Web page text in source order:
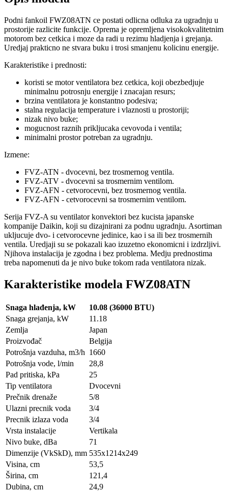
Podni fankoil FWZ08ATN ce postati odlicna odluka za ugradnju u
prostorije razlicite funkcije. Oprema je opremljena visokokvalitetnim
motorom bez cetkica i moze da radi u rezimu hladjenja i grejanja.
Uredjaj prakticno ne stvara buku i trosi smanjenu kolicinu energije.
Karakteristike i prednosti:
koristi se motor ventilatora bez cetkica, koji obezbedjuje
minimalnu potrosnju energije i znacajan resurs;
brzina ventilatora je konstantno podesiva;
stalna regulacija temperature i vlaznosti u prostoriji;
nizak nivo buke;
mogucnost raznih prikljucaka cevovoda i ventila;
minimalni prostor potreban za ugradnju.
Izmene:
FVZ-ATN - dvocevni, bez trosmernog ventila.
FVZ-ATV - dvocevni sa trosmernim ventilom.
FVZ-AFN - cetvorocevni, bez trosmernog ventila.
FVZ-AFN - cetvorocevni sa trosmernim ventilom.
Serija FVZ-A su ventilator konvektori bez kucista japanske
kompanije Daikin, koji su dizajnirani za podnu ugradnju. Asortiman
ukljucuje dvo- i cetvorocevne jedinice, kao i sa ili bez trosmernih
ventila. Uredjaji su se pokazali kao izuzetno ekonomicni i izdrzljivi.
Njihova instalacija je zgodna i bez problema. Medju prednostima
treba napomenuti da je nivo buke tokom rada ventilatora nizak.
Karakteristike modela FWZ08ATN
Snaga hlađenja, kW
10.08 (36000 BTU)
Snaga grejanja, kW
11.18
Zemlja
Japan
Proizvođač
Belgija
Potrošnja vazduha, m3/h 1660
Potrošnja vode, l/min
28,8
Pad pritiska, kPa
25
Tip ventilatora
Dvocevni
Prečnik drenaže
5/8
Ulazni precnik voda
3/4
Precnik izlaza voda
3/4
Vrsta instalacije
Vertikala
Nivo buke, dBa
71
Dimenzije (VkSkD), mm 535x1214x249
Visina, сm
53,5
Širina, сm
121,4
Dubina, сm
24,9